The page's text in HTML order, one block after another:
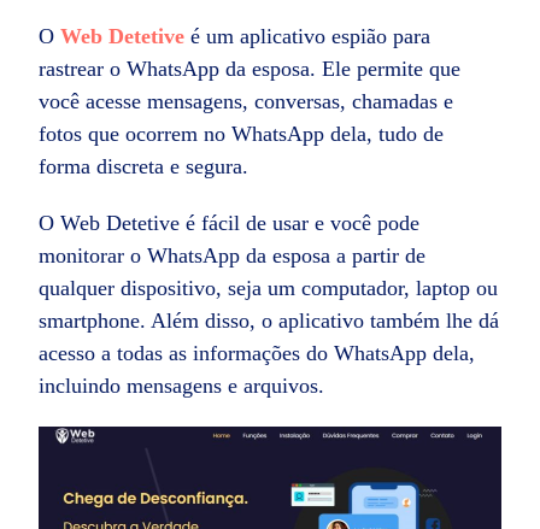
OWeb Detetive é um aplicativo espião para
rastrear o WhatsApp da esposa. Ele permite que
você acesse mensagens, conversas, chamadas e
fotos que ocorrem no WhatsApp dela, tudo de
forma discreta e segura.
O Web Detetive é fácil de usar e você pode
monitorar o WhatsApp da esposa a partir de
qualquer dispositivo, seja um computador, laptop ou
smartphone. Além disso, o aplicativo também lhe dá
acesso a todas as informações do WhatsApp dela,
incluindo mensagens e arquivos.